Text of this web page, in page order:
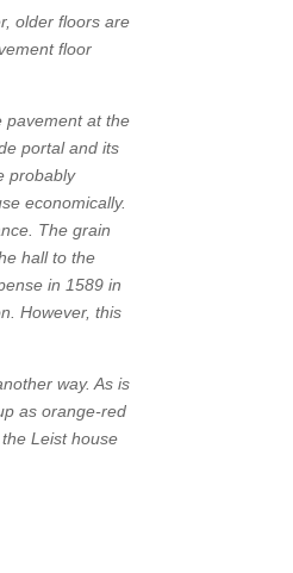
older floors are
floor
pavement at the
portal and its
probably
economically.
The grain
hall to the
in 1589 in
However, this
way. As is
as orange-red
Leist house